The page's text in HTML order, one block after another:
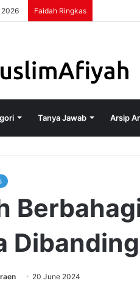
2026 Faidah Ringkas
Tanya Jawab Arsip
20 June 2024